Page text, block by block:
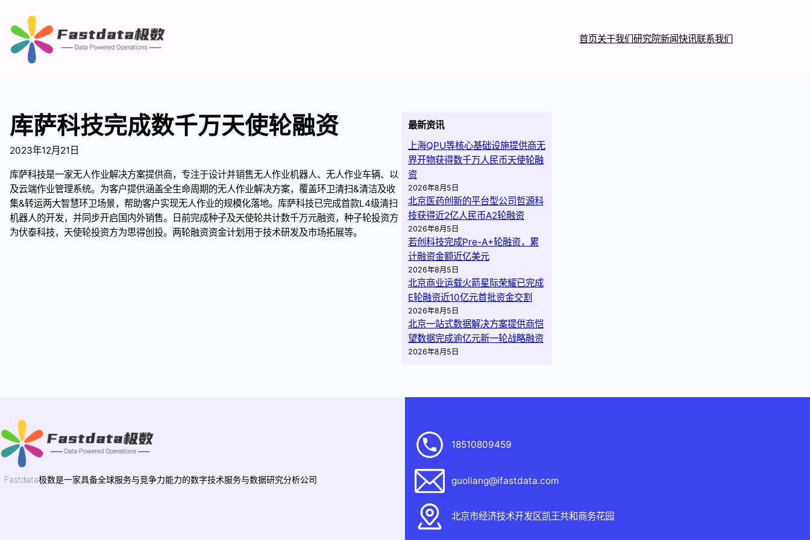
首页关于我们 研究院新闻快讯联系我们
库萨科技完成数千万天使轮融资
2023年12月21日
库萨科技是一家无人作业解决方案提供商，专注于设计并销售无人作业机器人、无人作业车辆、以
及云端作业管理系统。为客户提供涵盖全生命周期的无人作业解决方案，覆盖环卫清扫&清洁及收
集&转运两大智慧环卫场景，帮助客户实现无人作业的规模化落地。库萨科技已完成首款L4级清扫
机器人的开发，并同步开启国内外销售。日前完成种子及天使轮共计数千万元融资，种子轮投资方
为伏泰科技，天使轮投资方为思得创投。两轮融资资金计划用于技术研发及市场拓展等。
最新资讯
上海QPU等核心基础设施提供商无
界开物获得数千万人民币天使轮融
资
2026年8月5日
北京医药创新的平台型公司哲源科
技获得近2亿人民币A2轮融资
2026年8月5日
若创科技完成Pre-A+轮融资，累
计融资金额近亿美元
2026年8月5日
北京商业运载火箭星际荣耀已完成
E轮融资近10亿元首批资金交割
2026年8月5日
北京一站式数据解决方案提供商恺
望数据完成逾亿元新一轮战略融资
2026年8月5日
Fastdata极数是一家具备全球服务与竞争力能力的数字技术服务与数据研究分析公司
18510809459
guoliang@ifastdata.com
北京市经济技术开发区凯王共和商务花园